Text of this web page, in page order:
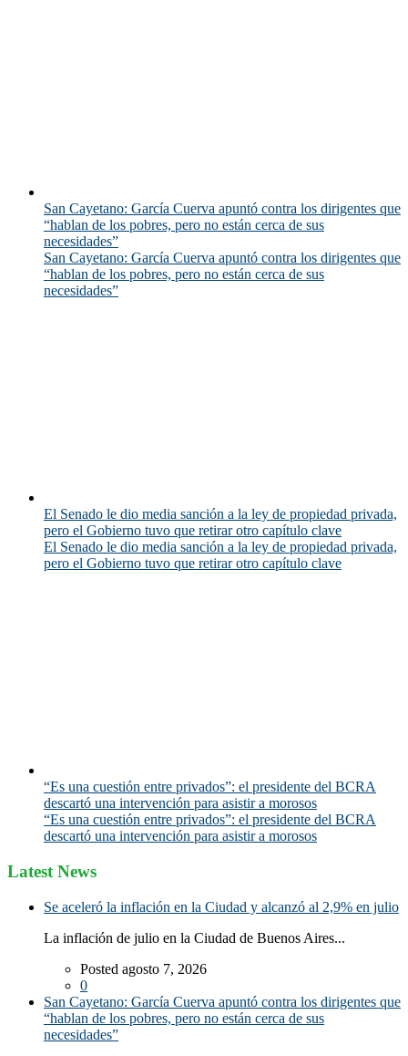
San Cayetano: García Cuerva apuntó contra los dirigentes que
“hablan de los pobres, pero no están cerca de sus
necesidades”
San Cayetano: García Cuerva apuntó contra los dirigentes que
“hablan de los pobres, pero no están cerca de sus
necesidades”
El Senado le dio media sanción a la ley de propiedad privada,
pero el Gobierno tuvo que retirar otro capítulo clave
El Senado le dio media sanción a la ley de propiedad privada,
pero el Gobierno tuvo que retirar otro capítulo clave
“Es una cuestión entre privados”: el presidente del BCRA
descartó una intervención para asistir a morosos
“Es una cuestión entre privados”: el presidente del BCRA
descartó una intervención para asistir a morosos
Latest News
Se aceleró la inflación en la Ciudad y alcanzó al 2,9% en julio
La inflación de julio en la Ciudad de Buenos Aires...
Posted agosto 7, 2026
0
San Cayetano: García Cuerva apuntó contra los dirigentes que
“hablan de los pobres, pero no están cerca de sus
necesidades”